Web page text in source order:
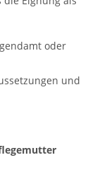
oder
und